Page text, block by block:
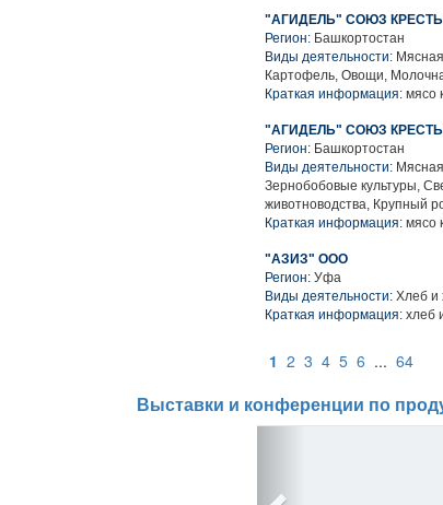
"АГИДЕЛЬ" СОЮЗ
Регион: Башкортостан
Виды деятельности:
Картофель, Овощи,
Краткая информация: мясо
"АГИДЕЛЬ" СОЮЗ
Регион: Башкортостан
Виды деятельности:
Зернобобовые культуры,
животноводства, Крупный
Краткая информация: мясо
"АЗИЗ" ООО
Регион: Уфа
Виды деятельности: Хлеб и
Краткая информация: хлеб
1 2 3 4 5 6 ... 64
Выставки и конференции по